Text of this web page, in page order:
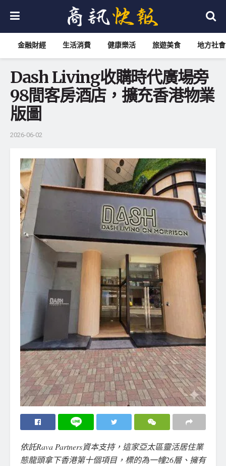
金融財經 生活消費 健康樂活 旅遊美食 地方社會
Dash Living收購時代廣場旁
98間客房酒店，擴充香港物業
版圖
2026-06-02
依託Rava Partners資本支持，這家亞太區靈活居住業
態龍頭拿下香港第十個項目，標的為一幢26層、擁有